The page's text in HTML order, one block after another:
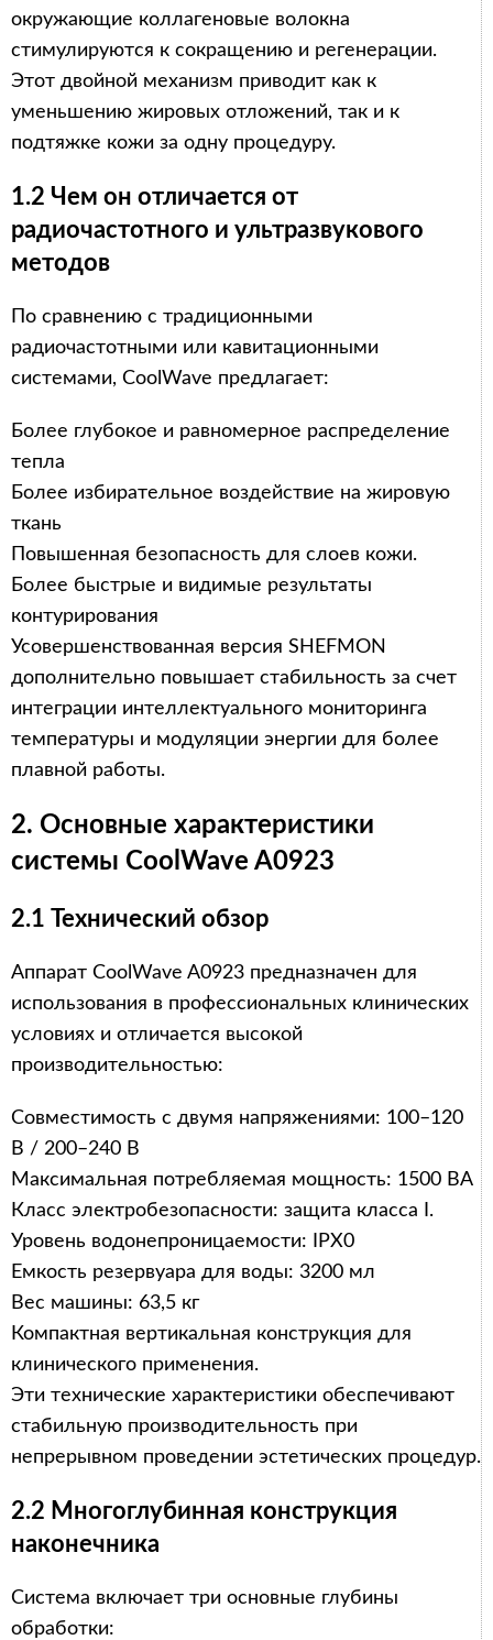
окружающие коллагеновые волокна
стимулируются к сокращению и регенерации.
Этот двойной механизм приводит как к
уменьшению жировых отложений, так и к
подтяжке кожи за одну процедуру.
1.2 Чем он отличается от
радиочастотного и ультразвукового
методов
По сравнению с традиционными
радиочастотными или кавитационными
системами, CoolWave предлагает:
Более глубокое и равномерное распределение
тепла
Более избирательное воздействие на жировую
ткань
Повышенная безопасность для слоев кожи.
Более быстрые и видимые результаты
контурирования
Усовершенствованная версия SHEFMON
дополнительно повышает стабильность за счет
интеграции интеллектуального мониторинга
температуры и модуляции энергии для более
плавной работы.
2. Основные характеристики
системы CoolWave A0923
2.1 Технический обзор
Аппарат CoolWave A0923 предназначен для
использования в профессиональных клинических
условиях и отличается высокой
производительностью:
Совместимость с двумя напряжениями: 100–120
В / 200–240 В
Максимальная потребляемая мощность: 1500 ВА
Класс электробезопасности: защита класса I.
Уровень водонепроницаемости: IPX0
Емкость резервуара для воды: 3200 мл
Вес машины: 63,5 кг
Компактная вертикальная конструкция для
клинического применения.
Эти технические характеристики обеспечивают
стабильную производительность при
непрерывном проведении эстетических процедур.
2.2 Многоглубинная конструкция
наконечника
Система включает три основные глубины
обработки: